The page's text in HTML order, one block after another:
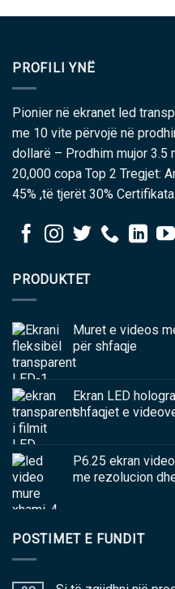
PROFILI YNË
Pionier në ekranet led
me 10 vite përvojë në
dollarë – Prodhim mujor 3.5
20,000 copa Top 2 Tregjet:
45% ,të tjerët 30%
PRODUKTET
Muret e videos
për shfaqje
Ekran LED
shfaqjet e
P6.25 ekran
me rezolucion
POSTIMET E FUNDIT